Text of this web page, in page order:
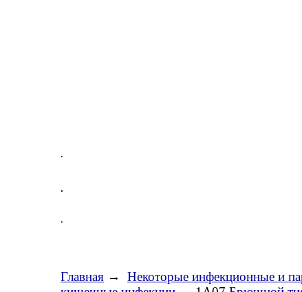
.
.
.
Главная → Некоторые инфекционные и